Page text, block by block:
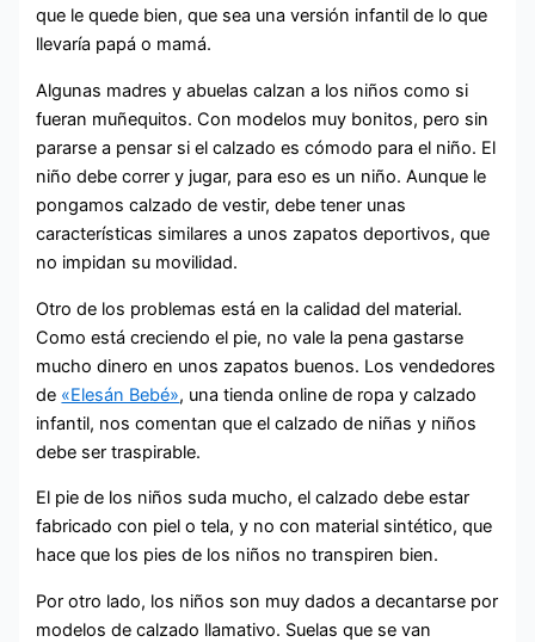
que le quede bien, que sea una versión infantil de lo que
llevaría papá o mamá.
Algunas madres y abuelas calzan a los niños como si
fueran muñequitos. Con modelos muy bonitos, pero sin
pararse a pensar si el calzado es cómodo para el niño. El
niño debe correr y jugar, para eso es un niño. Aunque le
pongamos calzado de vestir, debe tener unas
características similares a unos zapatos deportivos, que
no impidan su movilidad.
Otro de los problemas está en la calidad del material.
Como está creciendo el pie, no vale la pena gastarse
mucho dinero en unos zapatos buenos. Los vendedores
de «Elesán Bebé», una tienda online de ropa y calzado
infantil, nos comentan que el calzado de niñas y niños
debe ser traspirable.
El pie de los niños suda mucho, el calzado debe estar
fabricado con piel o tela, y no con material sintético, que
hace que los pies de los niños no transpiren bien.
Por otro lado, los niños son muy dados a decantarse por
modelos de calzado llamativo. Suelas que se van